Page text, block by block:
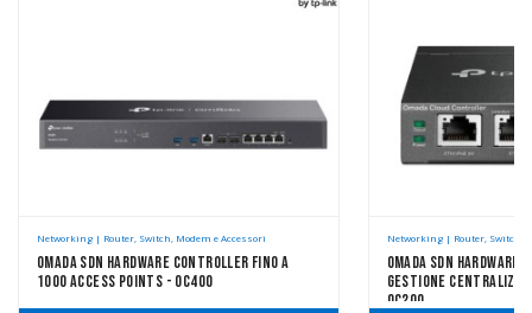
Networking | Router, Switch, Modem e Accessori
Omada SDN Hardware Controller Fino A
1000 Access Points - OC400
Networking | Router, Switch,
Omada SDN
Gestione
OC200